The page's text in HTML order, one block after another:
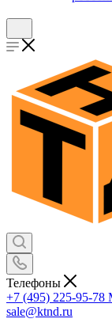
Телефоны
+7 (495) 225-95-78
sale@ktnd.ru